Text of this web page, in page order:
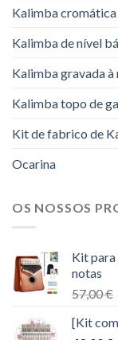
Kalimba cromática
Kalimba de nível
Kalimba gravada à
Kalimba topo de
Kit de fabrico de
Ocarina
OS NOSSOS
Kit
notas
57,00€
[Kit